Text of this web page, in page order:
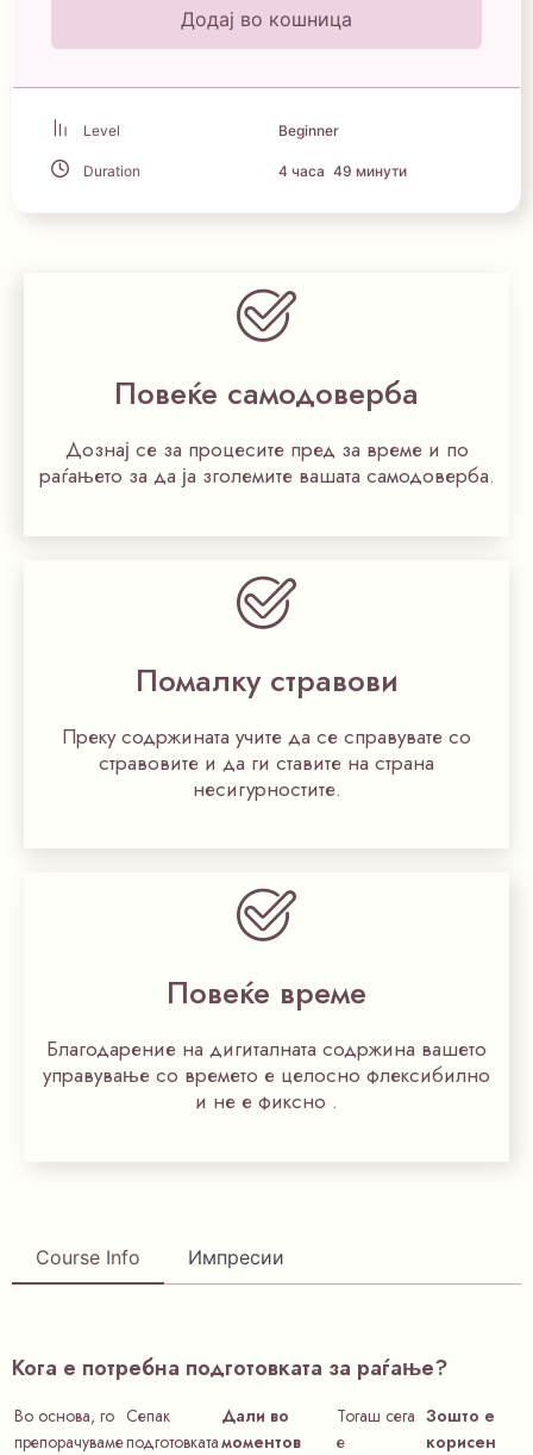
Додај во кошница
Level Beginner
Duration 4 часа 49 минути
Повеќе самодоверба
Дознај се за процесите пред за време и по
раѓањето за да ја зголемите вашата самодоверба.
Помалку стравови
Преку содржината учите да се справувате со
стравовите и да ги ставите на страна
несигурностите.
Повеќе време
Благодарение на дигиталната содржина вашето
управување со времето е целосно флексибилно
и не е фиксно .
Course Info Импресии
Кога е потребна подготовката за раѓање?
Во основа, го
препорачуваме
Сепак
подготовката
Дали во
моментов
Тогаш сега
е
Зошто е
корисен